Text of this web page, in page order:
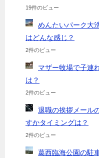
19件のビュー
めんたいパーク大
はどんな感じ？
2件のビュー
マザー牧場で子連
は？
2件のビュー
退職の挨拶メール
すかタイミングは？
2件のビュー
葛西臨海公園の駐